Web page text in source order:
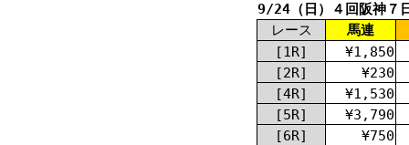
9/24（日）４回阪神７
レース
馬連
[1R]
¥1,850
[2R]
¥230
[4R]
¥1,530
[5R]
¥3,790
[6R]
¥750